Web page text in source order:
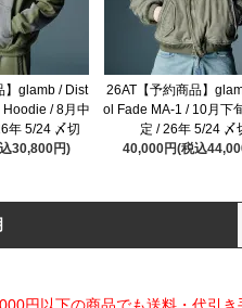
】glamb / Dist
/ 8月中
年 5/24 〆切
30,800円)
26AT【予約商品】
ol Fade MA-1 / 10月下
定 / 26年 5/24 〆
40,000円(税込